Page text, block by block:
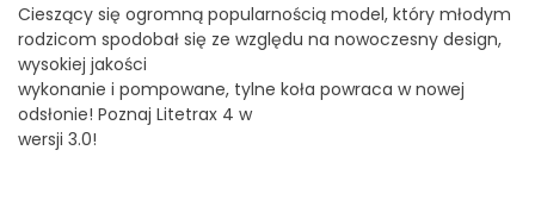
Cieszący się ogromną popularnością model, który młodym
rodzicom spodobał się ze względu na nowoczesny design,
wysokiej jakości
wykonanie i pompowane, tylne koła powraca w nowej
odsłonie! Poznaj Litetrax 4 w
wersji 3.0!